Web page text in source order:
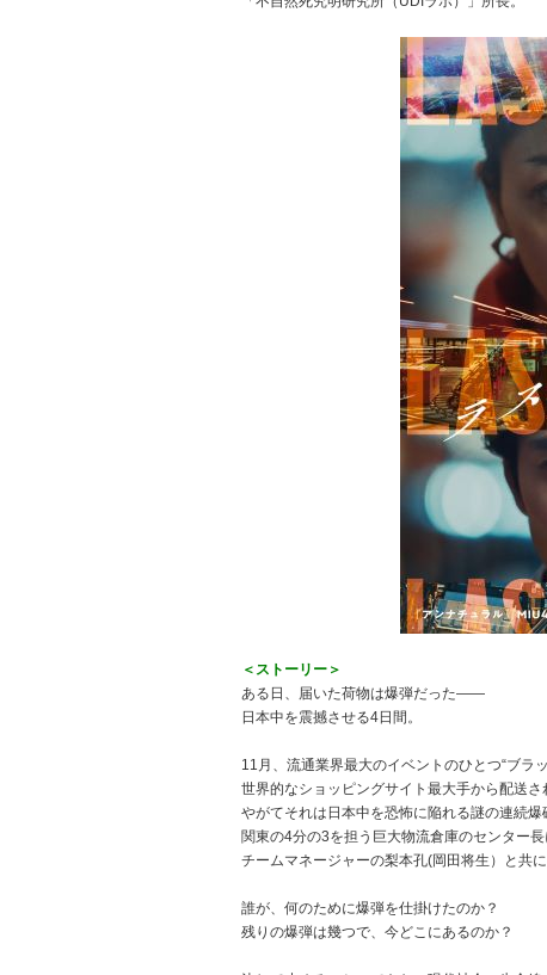
＜ストーリー＞
ある日、届いた荷物は爆弾だった――
日本中を震撼させる4日間。
11月、流通業界最大のイベントのひとつ“ブラ
世界的なショッピングサイト最大手から配送さ
やがてそれは日本中を恐怖に陥れる謎の連続
関東の4分の3を担う巨大物流倉庫のセンター
チームマネージャーの梨本孔(岡田将生）と共
誰が、何のために爆弾を仕掛けたのか？
残りの爆弾は幾つで、今どこにあるのか？